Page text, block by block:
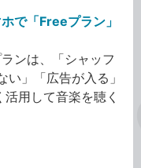
で「Freeプラン」
ンは、「シャッフ
い」「広告が入る」
用して音楽を聴く